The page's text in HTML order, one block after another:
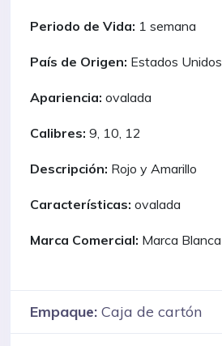
Periodo de Vida: 1 semana
País de Origen: Estados Unidos
Apariencia: ovalada
Calibres: 9, 10, 12
Descripción: Rojo y Amarillo
Características: ovalada
Marca Comercial: Marca Blanca
Empaque: Caja de cartón